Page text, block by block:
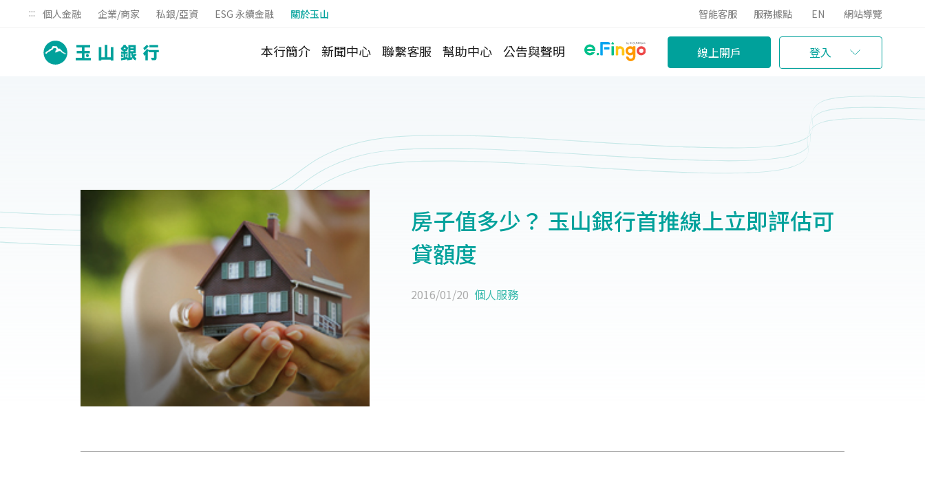
::: 個人金融 企業/商家 私銀/亞資 ESG 永續金融 關於玉山 智能客服 服務據點 EN 網站導覽
本行簡介 新聞中心 聯繫客服 幫助中心 公告與聲明 線上開戶 登入
房子值多少？ 玉山銀行首推線上立即評估可
貸額度
2016/01/20 個人服務